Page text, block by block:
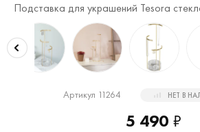
Подставка для украшений Tesora
Артикул 11264 НЕТ В
5 490 ₽